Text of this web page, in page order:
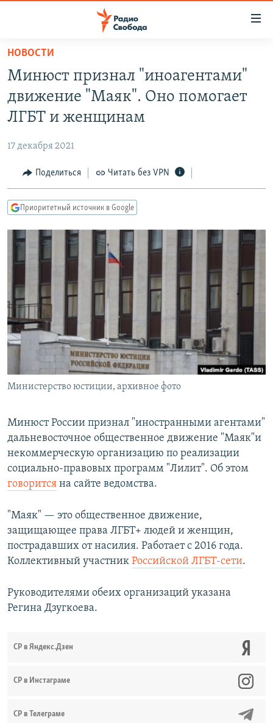
упрощенного
доступа
основному
Вернутся
Вернутся
поиску
АВТОРСКИЕ ПРОЕКТЫ
МНЕНИЯ
КУЛЬТУРА
КАВКАЗ.РЕАЛИИ
СЕВЕР.РЕАЛИИ
СИБИРЬ.РЕАЛИИ
РАСПИСАНИЕ ВЕЩАНИЯ
ПОДПИШИТЕСЬ НА РАССЫЛКУ
СОЦИАЛЬНЫЕ СЕТИ
Все сайты РСЕ/РС
НОВОСТИ
Минюст признал "иноагентами"
движение "Маяк". Оно помогает
ЛГБТ и женщинам
17 декабря 2021
Поделиться Читать без VPN
Приоритетный источник в Google
Министерство юстиции, архивное фото
Минюст России признал "иностранными агентами"
дальневосточное общественное движение "Маяк"и
некоммерческую организацию по реализации
социально-правовых программ "Лилит". Об этом
говорится на сайте ведомства.
"Маяк" — это общественное движение,
защищающее права ЛГБТ+ людей и женщин,
пострадавших от насилия. Работает с 2016 года.
Коллективный участник Российской ЛГБТ-сети.
Руководителями обеих организаций указана
Регина Дзугкоева.
СР в Яндекс.Дзен
CР в Инстаграме
СР в Телеграме